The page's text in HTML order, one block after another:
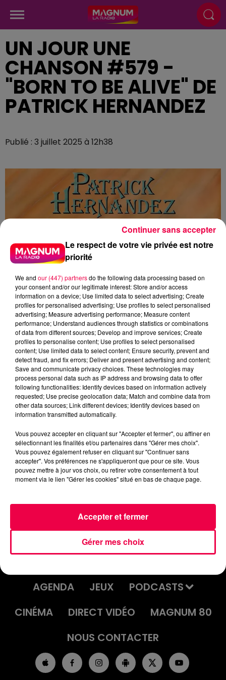
UN JOUR UNE
CHANSON #579 -
"BORN TO BE ALIVE" DE
PATRICK HERNANDEZ
Publié : 3 juillet 2025 à 12h38
podcasts/2025/07/UJUC-1.mp3
UN JOUR UNE CHANSON #579 -
"BORN TO BE ALIVE" DE PATRICK
AGENDA
JEUX
PODCASTS
CINÉMA
DIRECT VIDÉO
MAGNUM 80
NOUS CONTACTER
Le respect de votre vie privée est notre
priorité
We and our (447) partnersdo the following data processing based on
your consent and/or our legitimate interest: Store and/or access
information on a device; Use limited data to select advertising; Create
profiles for personalised advertising; Use profiles to select personalised
advertising; Measure advertising performance; Measure content
performance; Understand audiences through statistics or combinations
of data from different sources; Develop and improve services; Create
profiles to personalise content; Use profiles to select personalised
content; Use limited data to select content; Ensure security, prevent and
detect fraud, and fix errors; Deliver and present advertising and content;
Save and communicate privacy choices. These technologies may
process personal data such as IP address and browsing data to offer
following functionalities: Identify devices based on information actively
requested; Use precise geolocation data; Match and combine data from
other data sources; Link different devices; Identify devices based on
information transmitted automatically.
Vous pouvez accepter en cliquant sur "Accepter et fermer", ou affiner en
sélectionnant les finalités et/ou partenaires dans "Gérer mes choix".
Vous pouvez également refuser en cliquant sur "Continuer sans
accepter". Vos préférences ne s'appliqueront que pour ce site. Vous
pouvez mettre à jour vos choix, ou retirer votre consentement à tout
moment via le lien "Gérer les cookies" situé en bas de chaque page.
Gérer mes choix
Accepter et fermer
Continuer sans accepter